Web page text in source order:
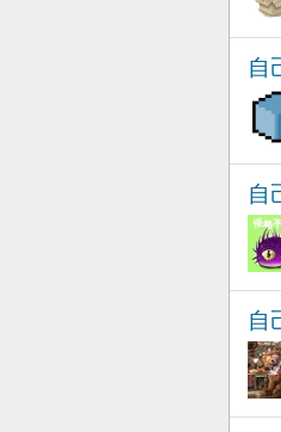
自
自
自